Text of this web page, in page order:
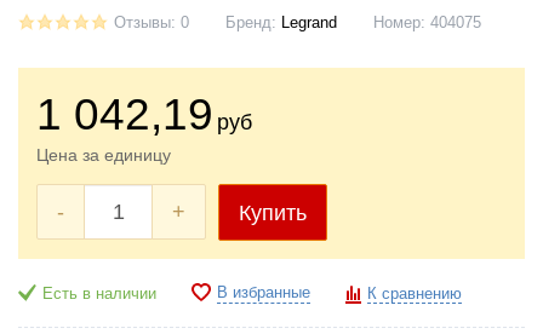
Отзывы: 0 Бренд: Legrand Номер: 404075
1 042,19 руб
Цена за единицу
- + Купить
Есть в наличии В избранные К сравнению